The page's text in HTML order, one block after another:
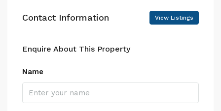
Contact Information View Listings
Enquire About This Property
Name